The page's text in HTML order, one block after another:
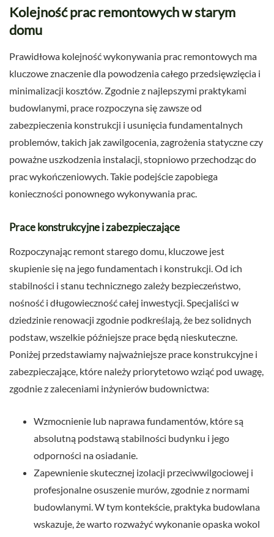
Kolejność prac remontowych w starym
domu
Prawidłowa kolejność wykonywania prac remontowych ma
kluczowe znaczenie dla powodzenia całego przedsięwzięcia i
minimalizacji kosztów. Zgodnie z najlepszymi praktykami
budowlanymi, prace rozpoczyna się zawsze od
zabezpieczenia konstrukcji i usunięcia fundamentalnych
problemów, takich jak zawilgocenia, zagrożenia statyczne czy
poważne uszkodzenia instalacji, stopniowo przechodząc do
prac wykończeniowych. Takie podejście zapobiega
konieczności ponownego wykonywania prac.
Prace konstrukcyjne i zabezpieczające
Rozpoczynając remont starego domu, kluczowe jest
skupienie się na jego fundamentach i konstrukcji. Od ich
stabilności i stanu technicznego zależy bezpieczeństwo,
nośność i długowieczność całej inwestycji. Specjaliści w
dziedzinie renowacji zgodnie podkreślają, że bez solidnych
podstaw, wszelkie późniejsze prace będą nieskuteczne.
Poniżej przedstawiamy najważniejsze prace konstrukcyjne i
zabezpieczające, które należy priorytetowo wziąć pod uwagę,
zgodnie z zaleceniami inżynierów budownictwa:
Wzmocnienie lub naprawa fundamentów, które są
absolutną podstawą stabilności budynku i jego
odporności na osiadanie.
Zapewnienie skutecznej izolacji przeciwwilgociowej i
profesjonalne osuszenie murów, zgodnie z normami
budowlanymi. W tym kontekście, praktyka budowlana
wskazuje, że warto rozważyć wykonanie opaska wokol